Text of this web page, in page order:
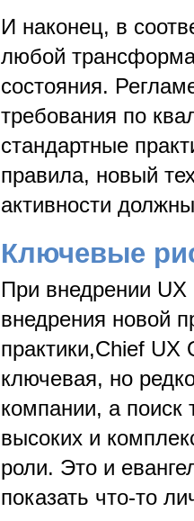
И наконец, в
любой
состояния.
требования по
стандартные
правила, новый
активности
Ключевые
При внедрении
внедрения новой
практики,Chief UX
ключевая, но
компании, а поиск
высоких и
роли. Это и
показать что-то